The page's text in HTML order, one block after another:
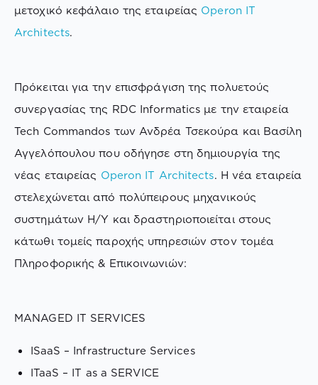
μετοχικό κεφάλαιο της εταιρείας Operon IT
Architects.
Πρόκειται για την επισφράγιση της πολυετούς
συνεργασίας της RDC Informatics με την εταιρεία
Tech Commandos των Ανδρέα Τσεκούρα και Βασίλη
Αγγελόπουλου που οδήγησε στη δημιουργία της
νέας εταιρείας Operon IT Architects. Η νέα εταιρεία
στελεχώνεται από πολύπειρους μηχανικούς
συστημάτων Η/Υ και δραστηριοποιείται στους
κάτωθι τομείς παροχής υπηρεσιών στον τομέα
Πληροφορικής & Επικοινωνιών:
MANAGED IT SERVICES
ISaaS – Infrastructure Services
ITaaS – IT as a SERVICE